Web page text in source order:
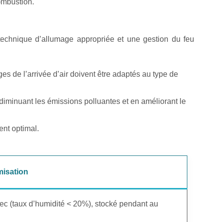
d’allumage appropriée et une gestion du feu
de l’arrivée d’air doivent être adaptés au type de
les émissions polluantes et en améliorant le
optimal.
(taux d’humidité < 20%), stocké pendant au